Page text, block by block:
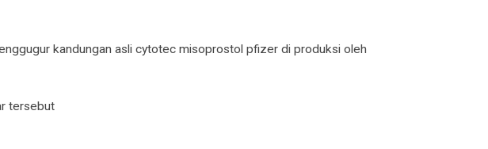
kandungan asli cytotec misoprostol pfizer di produksi oleh
tersebut